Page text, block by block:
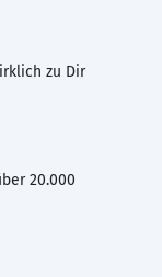
zu Dir
20.000